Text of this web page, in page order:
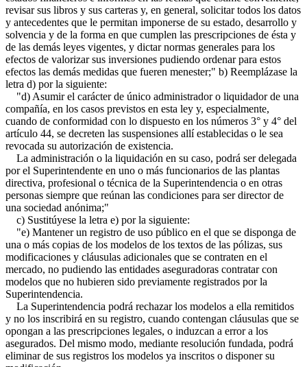
revisar sus libros y sus carteras y, en general, solicitar todos los datos
y antecedentes que le permitan imponerse de su estado, desarrollo y
solvencia y de la forma en que cumplen las prescripciones de ésta y
de las demás leyes vigentes, y dictar normas generales para los
efectos de valorizar sus inversiones pudiendo ordenar para estos
efectos las demás medidas que fueren menester;" b) Reemplázase la
letra d) por la siguiente:
"d) Asumir el carácter de único administrador o liquidador de una
compañía, en los casos previstos en esta ley y, especialmente,
cuando de conformidad con lo dispuesto en los números 3° y 4° del
artículo 44, se decreten las suspensiones allí establecidas o le sea
revocada su autorización de existencia.
La administración o la liquidación en su caso, podrá ser delegada
por el Superintendente en uno o más funcionarios de las plantas
directiva, profesional o técnica de la Superintendencia o en otras
personas siempre que reúnan las condiciones para ser director de
una sociedad anónima;"
c) Sustitúyese la letra e) por la siguiente:
"e) Mantener un registro de uso público en el que se disponga de
una o más copias de los modelos de los textos de las pólizas, sus
modificaciones y cláusulas adicionales que se contraten en el
mercado, no pudiendo las entidades aseguradoras contratar con
modelos que no hubieren sido previamente registrados por la
Superintendencia.
La Superintendencia podrá rechazar los modelos a ella remitidos
y no los inscribirá en su registro, cuando contengan cláusulas que se
opongan a las prescripciones legales, o induzcan a error a los
asegurados. Del mismo modo, mediante resolución fundada, podrá
eliminar de sus registros los modelos ya inscritos o disponer su